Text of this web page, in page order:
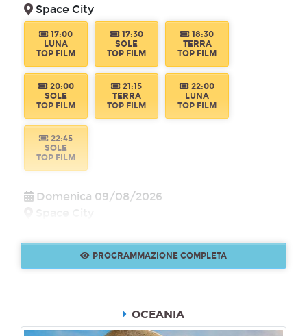
Space City
17:00
LUNA
TOP FILM
17:30
SOLE
TOP FILM
18:30
TERRA
TOP FILM
20:00
SOLE
TOP FILM
21:15
TERRA
TOP FILM
22:00
LUNA
TOP FILM
22:45
SOLE
TOP FILM
Domenica 09/08/2026
SOLE
TERRA
TOP FILM
LUNA
TOP FILM
TOP FILM
TOP FILM
PROGRAMMAZIONE COMPLETA
OCEANIA